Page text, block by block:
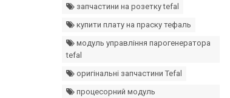
запчастини на розетку tefal
купити плату на праску тефаль
модуль управління парогенератора
tefal
оригінальні запчастини Tefal
процесорний модуль